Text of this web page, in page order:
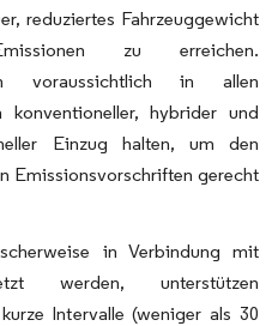
reduziertes Fahrzeuggewicht
zu erreichen.
voraussichtlich in allen
konventioneller, hybrider und
Einzug halten, um den
Emissionsvorschriften gerecht
in Verbindung mit
werden, unterstützen
Intervalle (weniger als 30